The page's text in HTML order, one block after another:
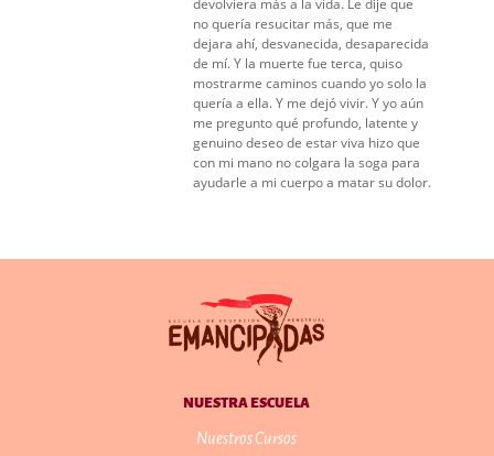
devolviera más a la vida. Le dije que
no quería resucitar más, que me
dejara ahí, desvanecida, desaparecida
de mí. Y la muerte fue terca, quiso
mostrarme caminos cuando yo solo la
quería a ella. Y me dejó vivir. Y yo aún
me pregunto qué profundo, latente y
genuino deseo de estar viva hizo que
con mi mano no colgara la soga para
ayudarle a mi cuerpo a matar su dolor.
NUESTRA ESCUELA
Nuestros Cursos